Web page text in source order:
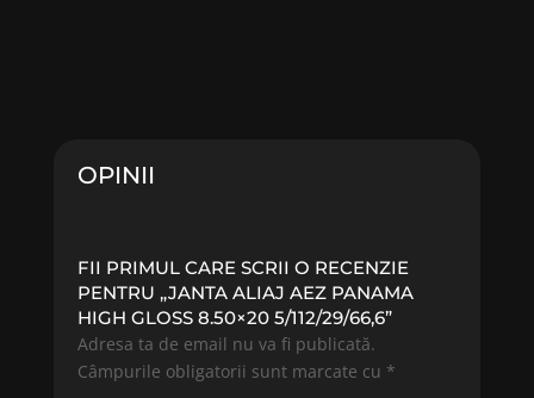
OPINII
FII PRIMUL CARE SCRII O RECENZIE
PENTRU „JANTA ALIAJ AEZ PANAMA
HIGH GLOSS 8.50×20 5/112/29/66,6”
Adresa ta de email nu va fi publicată.
Câmpurile obligatorii sunt marcate cu *